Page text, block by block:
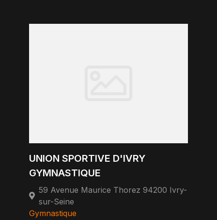
UNION SPORTIVE D'IVRY
GYMNASTIQUE
59 Avenue Maurice Thorez 94200 Ivry-
sur-Seine
Gymnastique